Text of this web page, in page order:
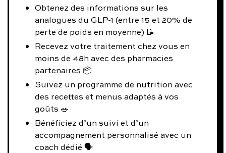
Obtenez des informations sur les
analogues du GLP-1 (entre 15 et 20% de
perte de poids en moyenne) 📝
Recevez votre traitement chez vous en
moins de 48h avec des pharmacies
partenaires 📦
Suivez un programme de nutrition avec
des recettes et menus adaptés à vos
goûts 🥗
Bénéficiez d’un suivi et d’un
accompagnement personnalisé avec un
coach dédié 🗣️